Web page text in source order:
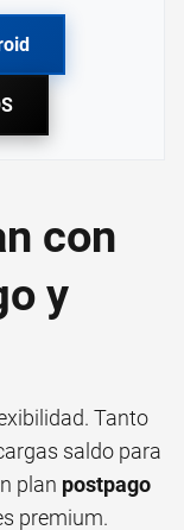
con
y
Tanto
saldo para
plan postpago
premium.